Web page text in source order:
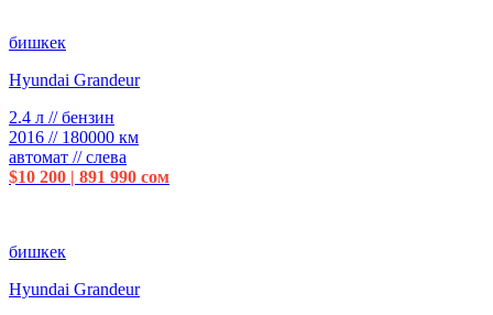
бишкек
Hyundai Grandeur
2.4 л // бензин
2016 // 180000 км
автомат // слева
$10 200 | 891 990 сом
бишкек
Hyundai Grandeur